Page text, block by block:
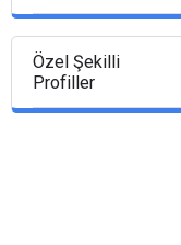
Özel Şekilli
Profiller